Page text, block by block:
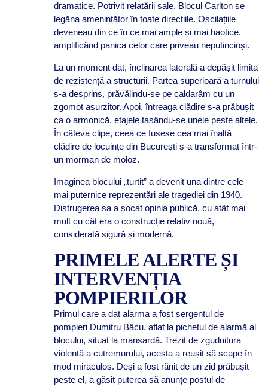
dramatice. Potrivit relatării sale, Blocul Carlton se
legăna amenințător în toate direcțiile. Oscilațiile
deveneau din ce în ce mai ample și mai haotice,
amplificând panica celor care priveau neputincioși.
La un moment dat, înclinarea laterală a depășit limita
de rezistență a structurii. Partea superioară a turnului
s-a desprins, prăvălindu-se pe caldarâm cu un
zgomot asurzitor. Apoi, întreaga clădire s-a prăbușit
ca o armonică, etajele tasându-se unele peste altele.
În câteva clipe, ceea ce fusese cea mai înaltă
clădire de locuințe din București s-a transformat într-
un morman de moloz.
Imaginea blocului „turtit” a devenit una dintre cele
mai puternice reprezentări ale tragediei din 1940.
Distrugerea sa a șocat opinia publică, cu atât mai
mult cu cât era o construcție relativ nouă,
considerată sigură și modernă.
PRIMELE ALERTE ȘI
INTERVENȚIA
POMPIERILOR
Primul care a dat alarma a fost sergentul de
pompieri Dumitru Bâcu, aflat la pichetul de alarmă al
blocului, situat la mansardă. Trezit de zguduitura
violentă a cutremurului, acesta a reușit să scape în
mod miraculos. Deși a fost rănit de un zid prăbușit
peste el, a găsit puterea să anunțe postul de